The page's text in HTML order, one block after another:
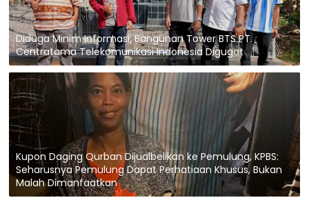
Diduga Minim Informasi, Bangunan Tower BTS PT.
Centratama Telekomunikasi Indonesia Digugat
Kupon Daging Qurban Dijualbelikan ke Pemulung, KPBS:
Seharusnya Pemulung Dapat Perhatiaan Khusus, Bukan
Malah Dimanfaatkan